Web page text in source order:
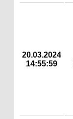
20.03.2024
14:55:59